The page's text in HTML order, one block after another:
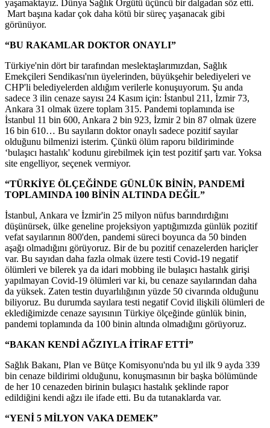
yaşamaktayız. Dünya Sağlık Örgütü üçüncü bir dalgadan söz etti.
Mart başına kadar çok daha kötü bir süreç yaşanacak gibi
görünüyor.
“BU RAKAMLAR DOKTOR ONAYLI”
Türkiye'nin dört bir tarafından meslektaşlarımızdan, Sağlık
Emekçileri Sendikası'nın üyelerinden, büyükşehir belediyeleri ve
CHP'li belediyelerden aldığım verilerle konuşuyorum. Şu anda
sadece 3 ilin cenaze sayısı 24 Kasım için: İstanbul 211, İzmir 73,
Ankara 31 olmak üzere toplam 315. Pandemi toplamında ise
İstanbul 11 bin 600, Ankara 2 bin 923, İzmir 2 bin 87 olmak üzere
16 bin 610… Bu sayıların doktor onaylı sadece pozitif sayılar
olduğunu bilmenizi isterim. Çünkü ölüm raporu bildiriminde
‘bulaşıcı hastalık' kodunu girebilmek için test pozitif şartı var. Yoksa
site engelliyor, seçenek vermiyor.
“TÜRKİYE ÖLÇEĞİNDE GÜNLÜK BİNİN, PANDEMİ
TOPLAMINDA 100 BİNİN ALTINDA DEĞİL”
İstanbul, Ankara ve İzmir'in 25 milyon nüfus barındırdığını
düşünürsek, ülke geneline projeksiyon yaptığımızda günlük pozitif
vefat sayılarının 800'den, pandemi süreci boyunca da 50 binden
aşağı olmadığını görüyoruz. Bir de bu pozitif cenazelerden hariçler
var. Bu sayıdan daha fazla olmak üzere testi Covid-19 negatif
ölümleri ve bilerek ya da idari mobbing ile bulaşıcı hastalık girişi
yapılmayan Covid-19 ölümleri var ki, bu cenaze sayılarından daha
da yüksek. Zaten testin duyarlılığının yüzde 50 civarında olduğunu
biliyoruz. Bu durumda sayılara testi negatif Covid ilişkili ölümleri de
eklediğimizde cenaze sayısının Türkiye ölçeğinde günlük binin,
pandemi toplamında da 100 binin altında olmadığını görüyoruz.
“BAKAN KENDİ AĞZIYLA İTİRAF ETTİ”
Sağlık Bakanı, Plan ve Bütçe Komisyonu'nda bu yıl ilk 9 ayda 339
bin cenaze bildirimi olduğunu, konuşmasının bir başka bölümünde
de her 10 cenazeden birinin bulaşıcı hastalık şeklinde rapor
edildiğini kendi ağzı ile ifade etti. Bu da tutanaklarda var.
“YENİ 5 MİLYON VAKA DEMEK”